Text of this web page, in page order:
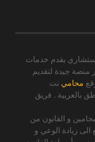
يقدم خدمات
منصة جيدة لتقديم
محامي نت
بالعربية . فريق
و القانون من
الى زيادة الوعي و